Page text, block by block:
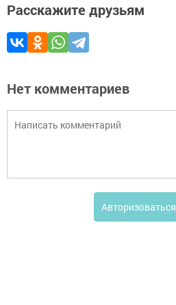
Расскажите друзьям
Нет комментариев
Авторизоваться